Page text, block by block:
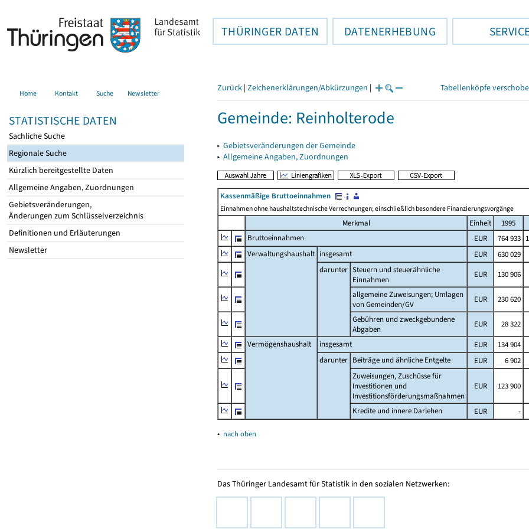
THÜRINGER DATEN DATENERHEBUNG
Home Kontakt Suche Newsletter
STATISTISCHE DATEN
Sachliche Suche
Regionale Suche
Kürzlich bereitgestellte Daten
Allgemeine Angaben, Zuordnungen
Gebietsveränderungen,
Änderungen zum Schlüsselverzeichnis
Definitionen und Erläuterungen
Newsletter
Zurück | Zeichenerklärungen/Abkürzungen | Tabellenköpfe
Gemeinde: Reinholterode
▸ Gebietsveränderungen der Gemeinde
▸ Allgemeine Angaben, Zuordnungen
Kassenmäßige Bruttoeinnahmen
Einnahmen ohne haushaltstechnische Verrechnungen; einschließlich besondere Finanzierungsvorgänge
Merkmal Einheit 1995
Bruttoeinnahmen
EUR 764 933
Verwaltungshaushalt insgesamt EUR 630 029
darunter Steuern und steuerähnliche
Einnahmen
EUR 130 906
allgemeine Zuweisungen; Umlagen
von Gemeinden/GV
EUR 230 620
Gebühren und zweckgebundene
Abgaben
EUR 28 322
Vermögenshaushalt
insgesamt EUR 134 904
darunter Beiträge und ähnliche Entgelte EUR 6 902
Zuweisungen, Zuschüsse für
Investitionen und
Investitionsförderungsmaßnahmen
EUR 123 900
Kredite und innere Darlehen EUR -
▴ nach oben
Das Thüringer Landesamt für Statistik in den sozialen Netzwerken: